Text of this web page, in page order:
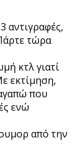
αντιγραφές,
τώρα
κτλ γιατί
εκτίμηση,
που
ενώ
από την